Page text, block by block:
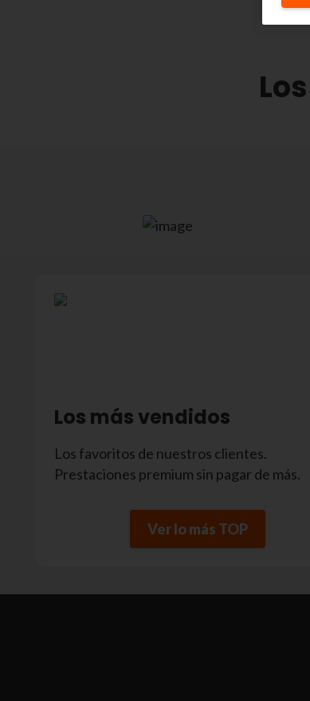
Los más vendidos
Los favoritos de nuestros clientes.
Prestaciones premium sin pagar de más.
Ver lo más TOP